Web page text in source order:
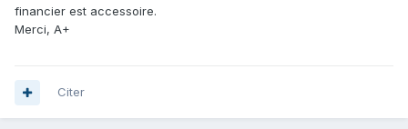
financier est accessoire.
Merci, A+
Citer